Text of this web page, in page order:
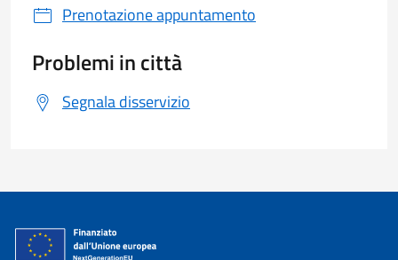
Prenotazione appuntamento
Problemi in città
Segnala disservizio